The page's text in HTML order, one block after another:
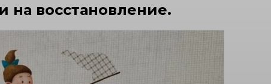
восстановление.